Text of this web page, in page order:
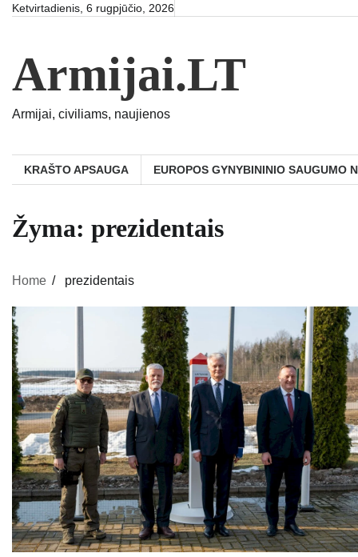
SkipKetvirtadienis, 6 rugpjūčio, 2026
Armijai.LT
Armijai, civiliams, naujienos
KRAŠTO APSAUGA EUROPOS GYNYBININIO SAUGUMO
Žyma: prezidentais
Home prezidentais